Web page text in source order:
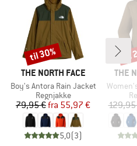
MÆRKE
THE NORTH FACE
Artikel
Boy's Antora Rain Jacket
Produktgruppe
Regnjakke
Pris
79,95 € Nedsat pris
fra 55,97 €
5,0(3)
Rabat
til 30%
THE
Artikel